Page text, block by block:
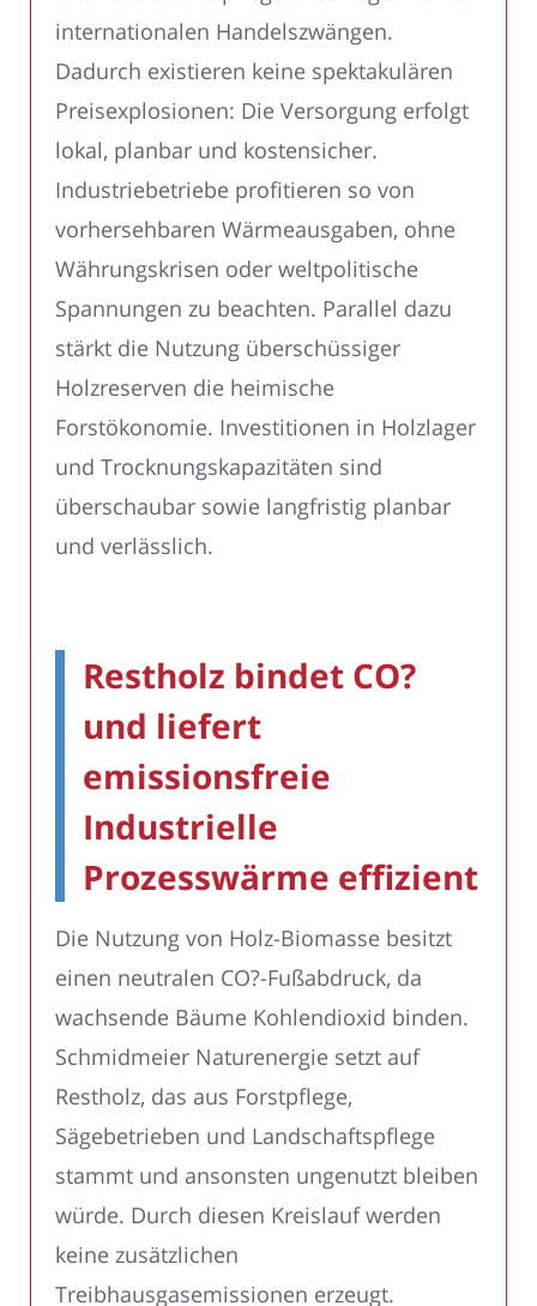
internationalen Handelszwängen.
Dadurch existieren keine spektakulären
Preisexplosionen: Die Versorgung erfolgt
lokal, planbar und kostensicher.
Industriebetriebe profitieren so von
vorhersehbaren Wärmeausgaben, ohne
Währungskrisen oder weltpolitische
Spannungen zu beachten. Parallel dazu
stärkt die Nutzung überschüssiger
Holzreserven die heimische
Forstökonomie. Investitionen in Holzlager
und Trocknungskapazitäten sind
überschaubar sowie langfristig planbar
und verlässlich.
Restholz bindet CO?
und liefert
emissionsfreie
Industrielle
Prozesswärme effizient
Die Nutzung von Holz-Biomasse besitzt
einen neutralen CO?-Fußabdruck, da
wachsende Bäume Kohlendioxid binden.
Schmidmeier Naturenergie setzt auf
Restholz, das aus Forstpflege,
Sägebetrieben und Landschaftspflege
stammt und ansonsten ungenutzt bleiben
würde. Durch diesen Kreislauf werden
keine zusätzlichen
Treibhausgasemissionen erzeugt.